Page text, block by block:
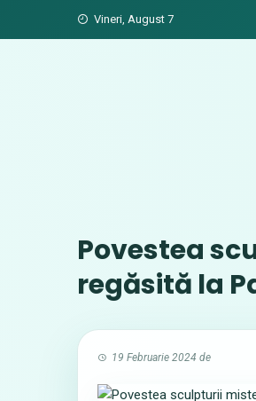
Vineri, August 7
Povestea
regăsită la
19 Februarie 2024 de